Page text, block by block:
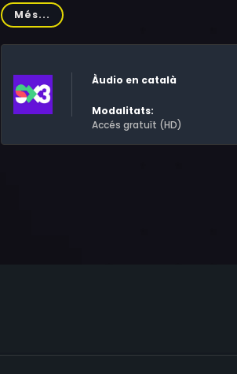
encara que a vegades transmeti
Com que és un virus i molta gent el
mateixa, els únics que saben que
companys d'escola. Tots plegats viuen
Més...
Àudio en català
Modalitats:
Accés gratuït (HD)